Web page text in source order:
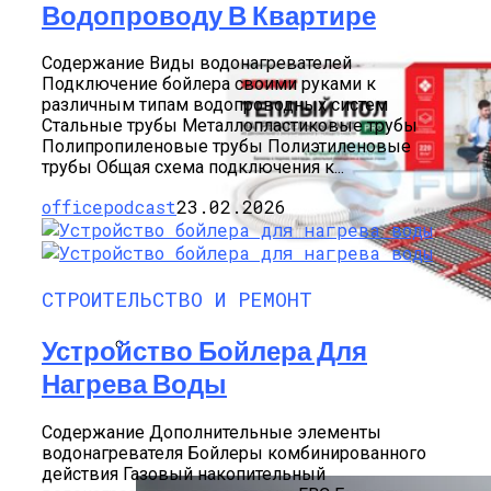
Варианты Электрических Теплых
Полов, Какой Лучше Использовать В
Зависимости От Покрытия И
Помещения
Водопроводу В Квартире
Содержание Виды водонагревателей
Подключение бойлера своими руками к
различным типам водопроводных систем
Стальные трубы Металлопластиковые трубы
Полипропиленовые трубы Полиэтиленовые
трубы Общая схема подключения к...
officepodcast23.02.2026
СТРОИТЕЛЬСТВО И РЕМОНТ
Устройство Бойлера Для
Нагрева Воды
Содержание Дополнительные элементы
водонагревателя Бойлеры комбинированного
действия Газовый накопительный